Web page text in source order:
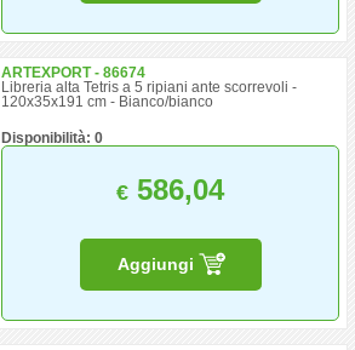
ARTEXPORT - 86674
Libreria alta Tetris a 5 ripiani ante scorrevoli -
120x35x191 cm - Bianco/bianco
Disponibilità: 0
€ 586,04
Aggiungi